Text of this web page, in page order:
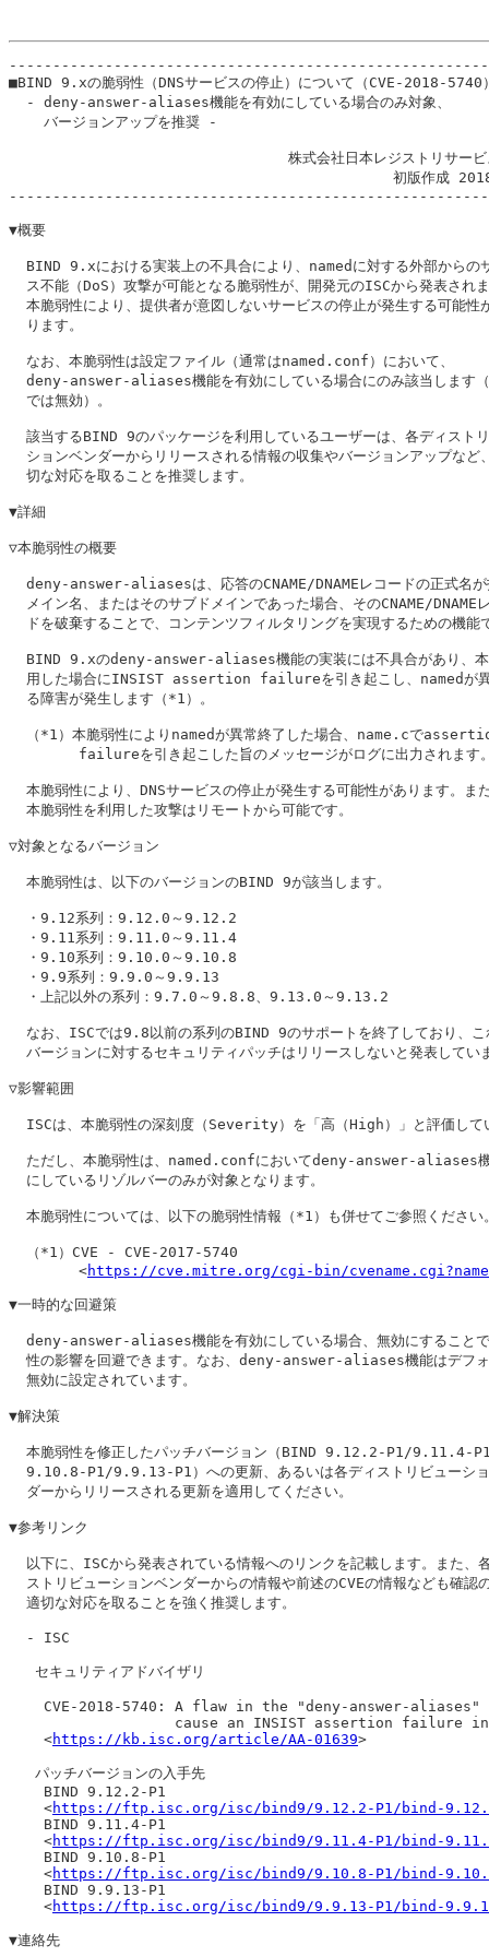
■BIND 9.xの脆弱性（DNSサービスの停止）について（CVE-2018-5740
  - deny-answer-aliases機能を有効にしている場合のみ対象、
    バージョンアップを推奨 -
株式会社日本レジストリサー
初版作成
▼概要
BIND 9.xにおける実装上の不具合により、namedに対する外部からの
ス不能（DoS）攻撃が可能となる脆弱性が、開発元のISCから発表され
本脆弱性により、提供者が意図しないサービスの停止が発生する可能性
  ります。
  なお、本脆弱性は設定ファイル（通常はnamed.conf）において、
deny-answer-aliases機能を有効にしている場合にのみ該当します
  では無効）。
該当するBIND 9のパッケージを利用しているユーザーは、各ディスト
ションベンダーからリリースされる情報の収集やバージョンアップなど
  切な対応を取ることを推奨します。
▼詳細
▽本脆弱性の概要
deny-answer-aliasesは、応答のCNAME/DNAMEレコードの正式名が
メイン名、またはそのサブドメインであった場合、そのCNAME/DNAME
ドを破棄することで、コンテンツフィルタリングを実現するための機能
BIND 9.xのdeny-answer-aliases機能の実装には不具合があり、本
用した場合にINSIST assertion failureを引き起こし、namedが
  る障害が発生します（*1）。
（*1）本脆弱性によりnamedが異常終了した場合、name.cで
failureを引き起こした旨のメッセージがログに出力されます
本脆弱性により、DNSサービスの停止が発生する可能性があります。ま
  本脆弱性を利用した攻撃はリモートから可能です。
▽対象となるバージョン
  本脆弱性は、以下のバージョンのBIND 9が該当します。
  ・9.12系列：9.12.0～9.12.2
  ・9.11系列：9.11.0～9.11.4
  ・9.10系列：9.10.0～9.10.8
  ・9.9系列：9.9.0～9.9.13
  ・上記以外の系列：9.7.0～9.8.8、9.13.0～9.13.2
なお、ISCでは9.8以前の系列のBIND 9のサポートを終了しており、こ
バージョンに対するセキュリティパッチはリリースしないと発表してい
▽影響範囲
ISCは、本脆弱性の深刻度（Severity）を「高（High）」と評価して
ただし、本脆弱性は、named.confにおいてdeny-answer-aliases
  にしているリゾルバーのみが対象となります。
本脆弱性については、以下の脆弱性情報（*1）も併せてご参照ください
  （*1）CVE - CVE-2017-5740
        <
https://cve.mitre.org/cgi-bin/
▼一時的な回避策
deny-answer-aliases機能を有効にしている場合、無効にすること
性の影響を回避できます。なお、deny-answer-aliases機能はデフ
  無効に設定されています。
▼解決策
本脆弱性を修正したパッチバージョン（BIND 9.12.2-P1/9.11.4-
9.10.8-P1/9.9.13-P1）への更新、あるいは各ディストリビューシ
  ダーからリリースされる更新を適用してください。
▼参考リンク
以下に、ISCから発表されている情報へのリンクを記載します。また、
ストリビューションベンダーからの情報や前述のCVEの情報なども確認
  適切な対応を取ることを強く推奨します。
  - ISC
   セキュリティアドバイザリ
CVE-2018-5740: A flaw in the "deny-answer-aliases"
cause an INSIST assertion failure
    <
https://kb.isc.org/article/AA-01639>
   パッチバージョンの入手先
    BIND 9.12.2-P1
    <
https://ftp.isc.org/isc/bind9/9.12.2-P1/bind-
    BIND 9.11.4-P1
    <
https://ftp.isc.org/isc/bind9/9.11.4-P1/bind-
    BIND 9.10.8-P1
    <
https://ftp.isc.org/isc/bind9/9.10.8-P1/bind-
    BIND 9.9.13-P1
    <
https://ftp.isc.org/isc/bind9/9.9.13-P1/bind-
▼連絡先